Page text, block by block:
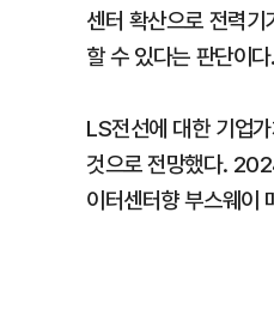
센터 확산으로 전력
할 수 있다는 판단이다.
LS전선에 대한 기업
것으로 전망했다.
이터센터향 부스웨이